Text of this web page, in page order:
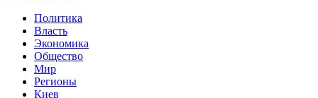
Политика
Власть
Экономика
Общество
Мир
Регионы
Киев